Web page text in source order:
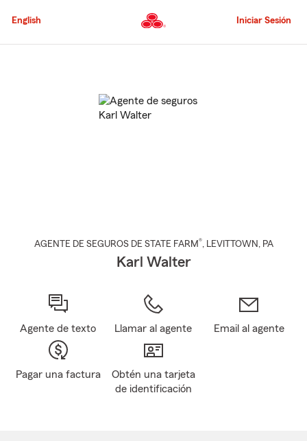
al
principal
English Iniciar Sesión
AGENTE DE SEGUROS DE STATE FARM®, LEVITTOWN , PA
Karl Walter
Agente de texto Llamar al agente Email al agente
Pagar una factura
Obtén una tarjeta
de identificación